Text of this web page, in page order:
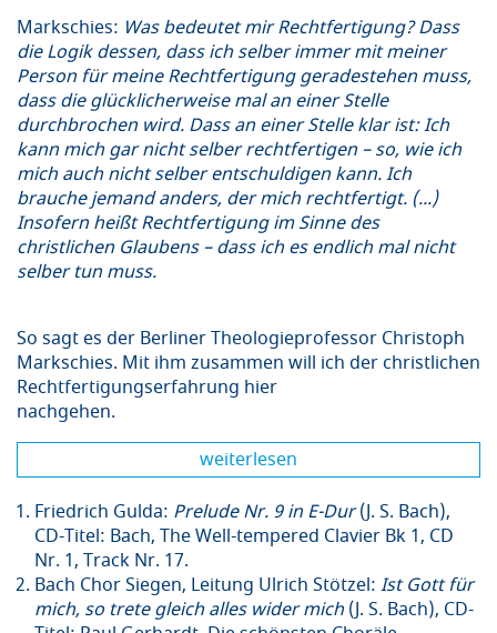
Markschies: Was bedeutet mir Rechtfertigung? Dass
die Logik dessen, dass ich selber immer mit meiner
Person für meine Rechtfertigung geradestehen muss,
dass die glücklicherweise mal an einer Stelle
durchbrochen wird. Dass an einer Stelle klar ist: Ich
kann mich gar nicht selber rechtfertigen – so, wie ich
mich auch nicht selber entschuldigen kann. Ich
brauche jemand anders, der mich rechtfertigt. (...)
Insofern heißt Rechtfertigung im Sinne des
christlichen Glaubens – dass ich es endlich mal nicht
selber tun muss.
So sagt es der Berliner Theologieprofessor Christoph
Markschies. Mit ihm zusammen will ich der christlichen
Rechtfertigungserfahrung hier
nachgehen.
weiterlesen
Friedrich Gulda: Prelude Nr. 9 in E-Dur(J. S. Bach),
CD-Titel: Bach, The Well-tempered Clavier Bk 1, CD
Nr. 1, Track Nr. 17.
Bach Chor Siegen, Leitung Ulrich Stötzel: Ist Gott für
mich, so trete gleich alles wider mich(J. S. Bach), CD-